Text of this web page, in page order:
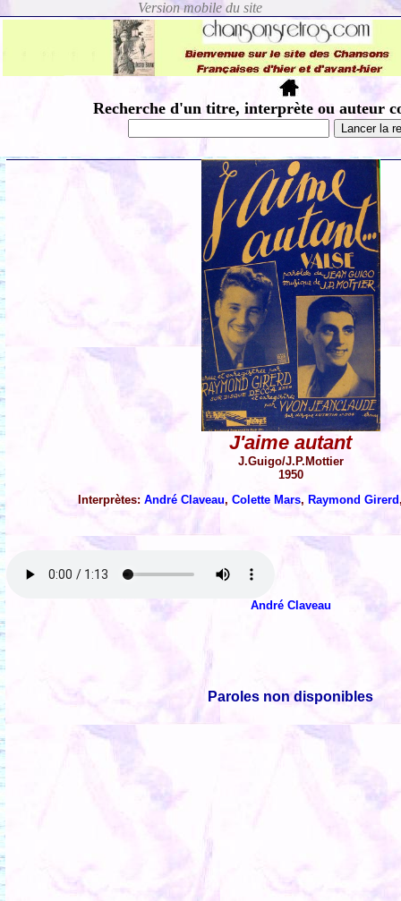
Recherche d'un titre, interprète ou auteur
J'aime autant
J.Guigo/J.P.Mottier
1950
Interprètes: André Claveau, Colette Mars, Raymond Girerd
André Claveau
Paroles non disponibles